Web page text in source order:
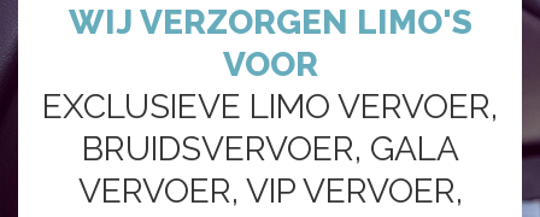
WIJ VERZORGEN LIMO'S
VOOR
EXCLUSIEVE LIMO VERVOER,
BRUIDSVERVOER, GALA
VERVOER, VIP VERVOER,